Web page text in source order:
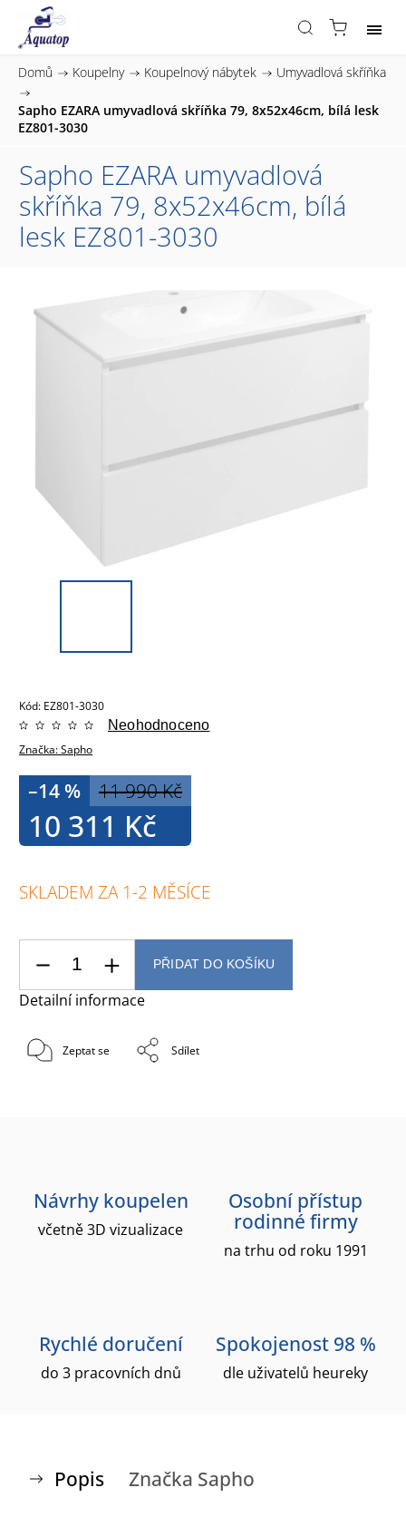
Domů / Koupelny / Koupelnový nábytek /
Umyvadlová skříňka
/
Sapho EZARA umyvadlová skříňka 79, 8x52x46cm, bílá lesk
EZ801-3030
Sapho EZARA umyvadlová
skříňka 79, 8x52x46cm, bílá
lesk EZ801-3030
Kód: EZ801-3030
Značka:Sapho
Neohodnoceno
11 990 Kč
–14 %
10 311 Kč
SKLADEM ZA 1-2 MĚSÍCE
PŘIDAT DO KOŠÍKU
Detailní informace
Zeptat se Sdílet
Návrhy koupelen
včetně 3D vizualizace
Osobní přístup
rodinné firmy
na trhu od roku 1991
Rychlé doručení
do 3 pracovních dnů
Spokojenost 98 %
dle uživatelů heureky
Popis Značka Sapho